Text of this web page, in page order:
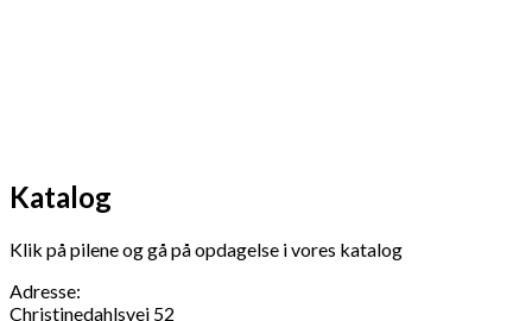
Katalog
Klik på pilene og gå på opdagelse i vores katalog
Adresse:
Christinedahlsvej 52